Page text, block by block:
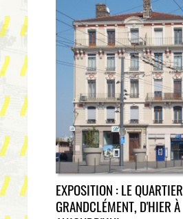
EXPOSITION : LE QUARTIER
GRANDCLÉMENT, D'HIER À